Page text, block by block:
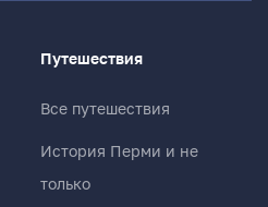
Путешествия
Все путешествия
История Перми и не
только